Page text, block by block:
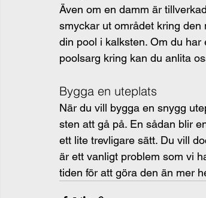
Även om en damm är
smyckar ut området kring den
din pool i kalksten. Om du
poolsarg kring kan du anlita
Bygga en uteplats
När du vill bygga en snygg
sten att gå på. En sådan blir
ett lite trevligare sätt. Du vill
är ett vanligt problem som vi
tiden för att göra den än mer